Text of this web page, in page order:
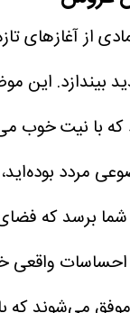
از آغازهای
بیندازد. این
با نیت خوب
مردد
برسد که
احساسات